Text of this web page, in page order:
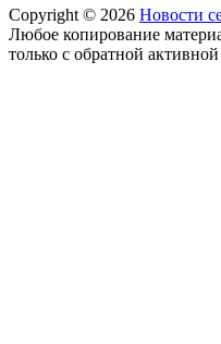
Copyright © 2026 Новости
Любое копирование
только с обратной